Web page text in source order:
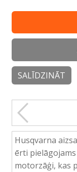
SALĪDZINĀT
Husqvarna
ērti
motorzāģi, kas